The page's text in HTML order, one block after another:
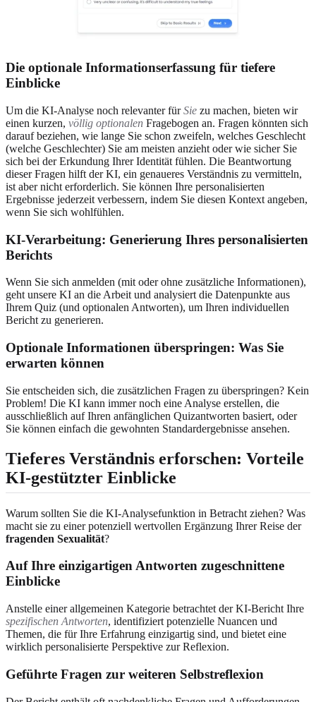
Die optionale Informationserfassung für tiefere
Einblicke
Um die KI-Analyse noch relevanter fürSie zu machen, bieten wir
einen kurzen, völlig optionalen Fragebogen an. Fragen könnten sich
darauf beziehen, wie lange Sie schon zweifeln, welches Geschlecht
(welche Geschlechter) Sie am meisten anzieht oder wie sicher Sie
sich bei der Erkundung Ihrer Identität fühlen. Die Beantwortung
dieser Fragen hilft der KI, ein genaueres Verständnis zu vermitteln,
ist aber nicht erforderlich. Sie können Ihre personalisierten
Ergebnisse jederzeit verbessern, indem Sie diesen Kontext angeben,
wenn Sie sich wohlfühlen.
KI-Verarbeitung: Generierung Ihres personalisierten
Berichts
Wenn Sie sich anmelden (mit oder ohne zusätzliche Informationen),
geht unsere KI an die Arbeit und analysiert die Datenpunkte aus
Ihrem Quiz (und optionalen Antworten), um Ihren individuellen
Bericht zu generieren.
Optionale Informationen überspringen: Was Sie
erwarten können
Sie entscheiden sich, die zusätzlichen Fragen zu überspringen? Kein
Problem! Die KI kann immer noch eine Analyse erstellen, die
ausschließlich auf Ihren anfänglichen Quizantworten basiert, oder
Sie können einfach die gewohnten Standardergebnisse ansehen.
Tieferes Verständnis erforschen: Vorteile
KI-gestützter Einblicke
Warum sollten Sie die KI-Analysefunktion in Betracht ziehen? Was
macht sie zu einer potenziell wertvollen Ergänzung Ihrer Reise der
fragenden Sexualität?
Auf Ihre einzigartigen Antworten zugeschnittene
Einblicke
Anstelle einer allgemeinen Kategorie betrachtet der KI-Bericht Ihre
spezifischen Antworten, identifiziert potenzielle Nuancen und
Themen, die für Ihre Erfahrung einzigartig sind, und bietet eine
wirklich personalisierte Perspektive zur Reflexion.
Geführte Fragen zur weiteren Selbstreflexion